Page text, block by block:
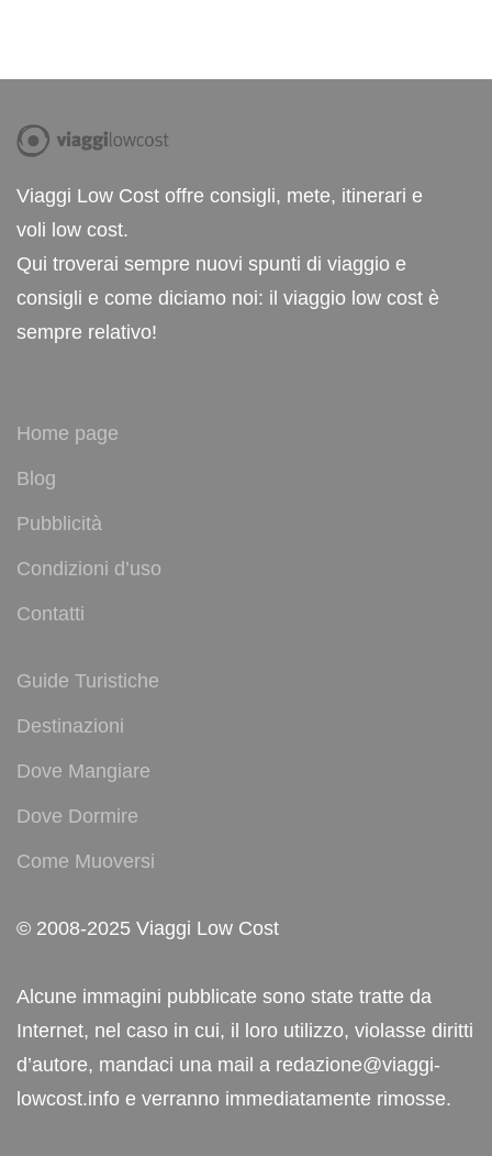
Viaggi Low Cost offre consigli, mete, itinerari e
voli low cost.
Qui troverai sempre nuovi spunti di viaggio e
consigli e come diciamo noi: il viaggio low cost è
sempre relativo!
Home page
Blog
Pubblicità
Condizioni d’uso
Contatti
Guide Turistiche
Destinazioni
Dove Mangiare
Dove Dormire
Come Muoversi
© 2008-2025 Viaggi Low Cost
Alcune immagini pubblicate sono state tratte da
Internet, nel caso in cui, il loro utilizzo, violasse diritti
d’autore, mandaci una mail a redazione@viaggi-
lowcost.info e verranno immediatamente rimosse.